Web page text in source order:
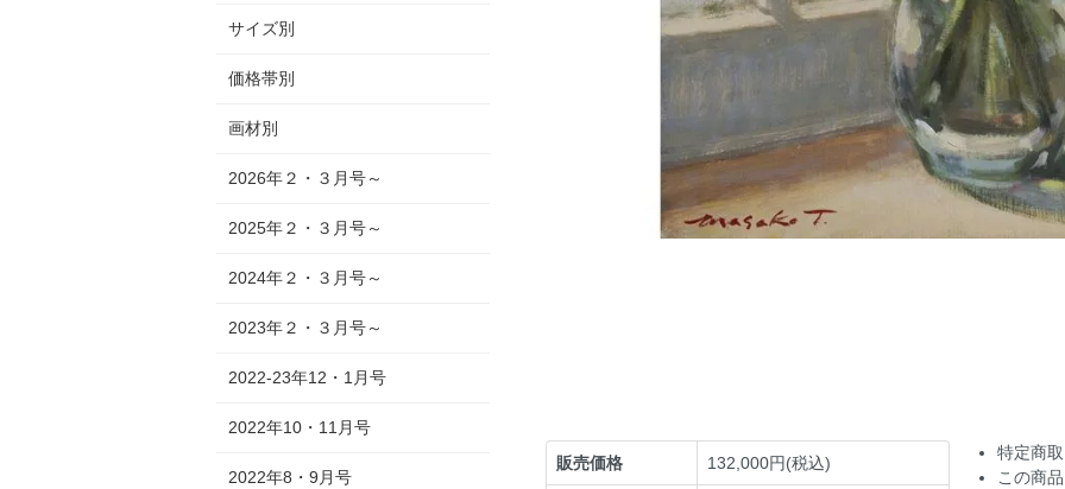
販売価格 132,000円(税込)
特定商
この商
サイズ別
価格帯別
画材別
2026年２・３月号～
2025年２・３月号～
2024年２・３月号～
2023年２・３月号～
2022-23年12・1月号
2022年10・11月号
2022年8・9月号